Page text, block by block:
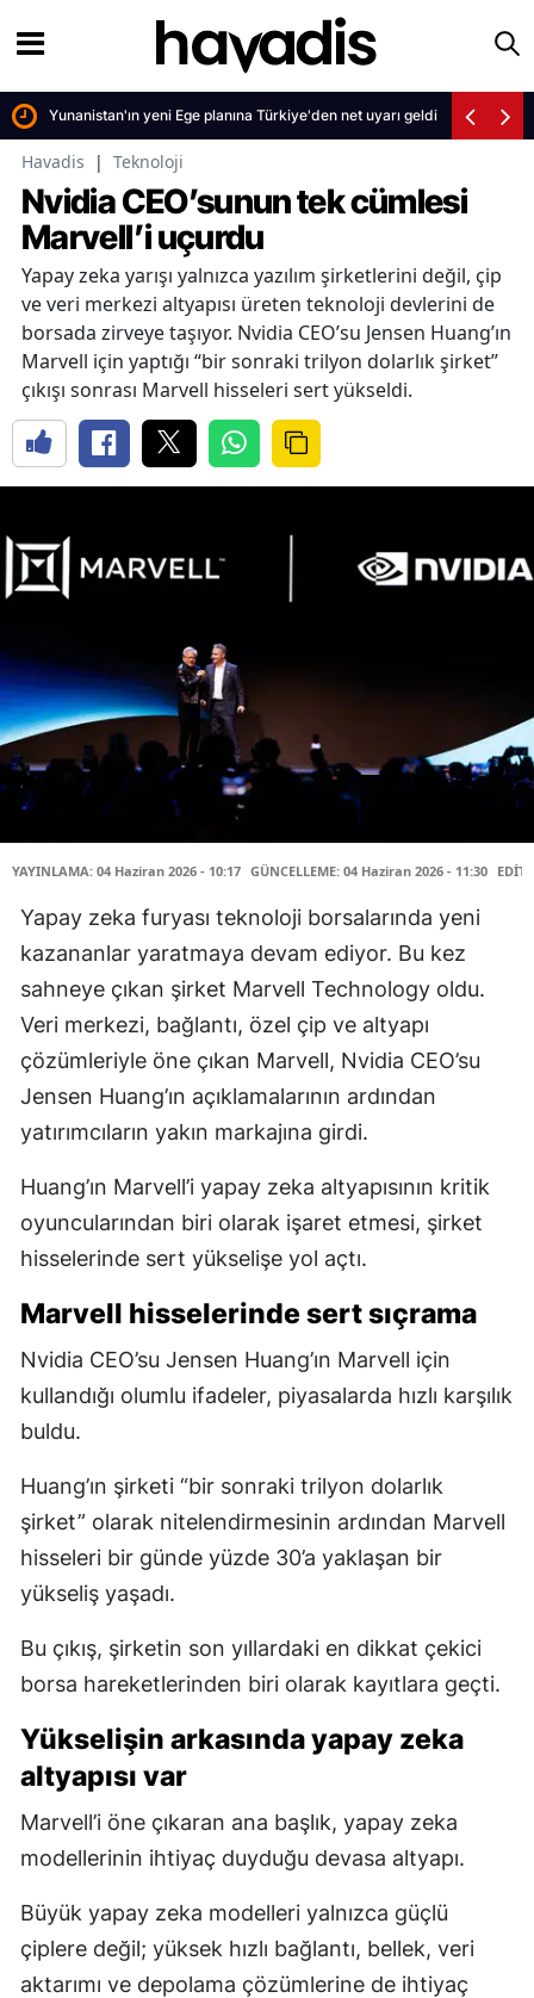
Yunanistan'ın yeni Ege planına Türkiye'den net uyarı geldi
Havadis | Teknoloji
Nvidia CEO’sunun tek cümlesi
Marvell’i uçurdu
Yapay zeka yarışı yalnızca yazılım şirketlerini değil, çip
ve veri merkezi altyapısı üreten teknoloji devlerini de
borsada zirveye taşıyor. Nvidia CEO’su Jensen Huang’ın
Marvell için yaptığı “bir sonraki trilyon dolarlık şirket”
çıkışı sonrası Marvell hisseleri sert yükseldi.
YAYINLAMA: 04 Haziran 2026 - 10:17 GÜNCELLEME: 04 Haziran 2026 - 11:30
Yapay zeka furyası teknoloji borsalarında yeni
kazananlar yaratmaya devam ediyor. Bu kez
sahneye çıkan şirket Marvell Technology oldu.
Veri merkezi, bağlantı, özel çip ve altyapı
çözümleriyle öne çıkan Marvell, Nvidia CEO’su
Jensen Huang’ın açıklamalarının ardından
yatırımcıların yakın markajına girdi.
Huang’ın Marvell’i yapay zeka altyapısının kritik
oyuncularından biri olarak işaret etmesi, şirket
hisselerinde sert yükselişe yol açtı.
Marvell hisselerinde sert sıçrama
Nvidia CEO’su Jensen Huang’ın Marvell için
kullandığı olumlu ifadeler, piyasalarda hızlı karşılık
buldu.
Huang’ın şirketi “bir sonraki trilyon dolarlık
şirket” olarak nitelendirmesinin ardından Marvell
hisseleri bir günde yüzde 30’a yaklaşan bir
yükseliş yaşadı.
Bu çıkış, şirketin son yıllardaki en dikkat çekici
borsa hareketlerinden biri olarak kayıtlara geçti.
Yükselişin arkasında yapay zeka
altyapısı var
Marvell’i öne çıkaran ana başlık, yapay zeka
modellerinin ihtiyaç duyduğu devasa altyapı.
Büyük yapay zeka modelleri yalnızca güçlü
çiplere değil; yüksek hızlı bağlantı, bellek, veri
aktarımı ve depolama çözümlerine de ihtiyaç